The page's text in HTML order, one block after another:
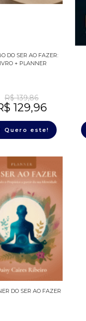
DO SER AO FAZER:
+ PLANNER
R$139,86
129,96
Quero este!
DO SER AO FAZER